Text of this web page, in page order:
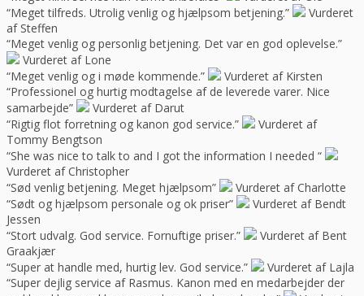
“Meget tilfreds. Utrolig venlig og hjælpsom betjening.”
Vurderet
af Steffen
“Meget venlig og personlig betjening. Det var en god oplevelse.”
Vurderet af Lone
“Meget venlig og i møde kommende.”
Vurderet af Kirsten
“Professionel og hurtig modtagelse af de leverede varer. Nice
samarbejde”
Vurderet af Darut
“Rigtig flot forretning og kanon god service.”
Vurderet af
Tommy Bengtson
“She was nice to talk to and I got the information I needed “
Vurderet af Christopher
“Sød venlig betjening. Meget hjælpsom”
Vurderet af Charlotte
“Sødt og hjælpsom personale og ok priser”
Vurderet af Bendt
Jessen
“Stort udvalg. God service. Fornuftige priser.”
Vurderet af Bent
Graakjær
“Super at handle med, hurtig lev. God service.”
Vurderet af Lajla
“Super dejlig service af Rasmus. Kanon med en medarbejder der